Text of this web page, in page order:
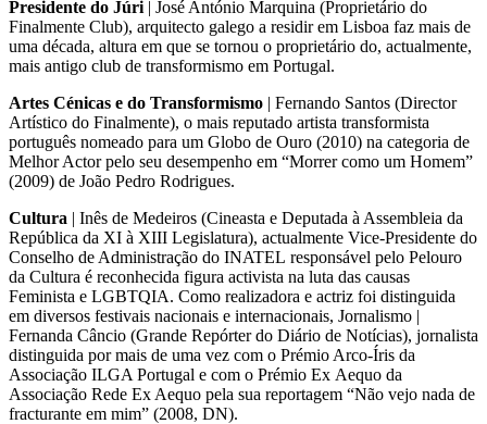
Presidente do Júri | José António Marquina (Proprietário do
Finalmente Club), arquitecto galego a residir em Lisboa faz mais de
uma década, altura em que se tornou o proprietário do, actualmente,
mais antigo club de transformismo em Portugal.
Artes Cénicas e do Transformismo | Fernando Santos (Director
Artístico do Finalmente), o mais reputado artista transformista
português nomeado para um Globo de Ouro (2010) na categoria de
Melhor Actor pelo seu desempenho em “Morrer como um Homem”
(2009) de João Pedro Rodrigues.
Cultura | Inês de Medeiros (Cineasta e Deputada à Assembleia da
República da XI à XIII Legislatura), actualmente Vice-Presidente do
Conselho de Administração do INATEL responsável pelo Pelouro
da Cultura é reconhecida figura activista na luta das causas
Feminista e LGBTQIA. Como realizadora e actriz foi distinguida
em diversos festivais nacionais e internacionais, Jornalismo |
Fernanda Câncio (Grande Repórter do Diário de Notícias), jornalista
distinguida por mais de uma vez com o Prémio Arco-Íris da
Associação ILGA Portugal e com o Prémio Ex Aequo da
Associação Rede Ex Aequo pela sua reportagem “Não vejo nada de
fracturante em mim” (2008, DN).